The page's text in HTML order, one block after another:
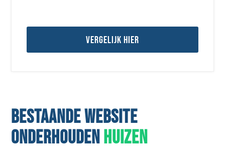
Vergelijk hier
BESTAANDE WEBSITE
ONDERHOUDENHUIZEN